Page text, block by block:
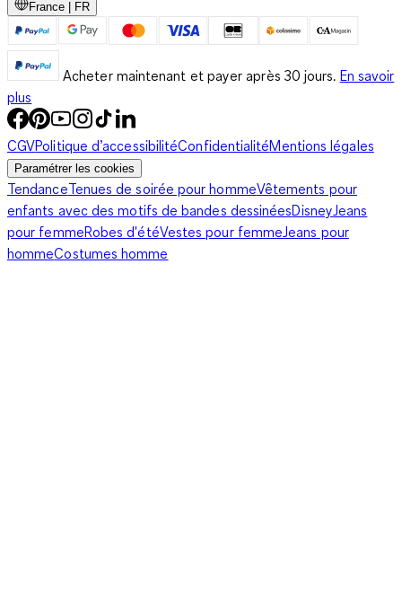
pour homme. Trouvez maintenant vos accessoires préférés.
Un mélange de denim, de laine et de soie : découvrez les
chaussures à lacets et les mocassins confortables sur notre e-
shop !
France | FR
Acheter maintenant et payer après 30 jours. En savoir
plus
CGVPolitique d’accessibilitéConfidentialitéMentions légales
Paramétrer les cookies
TendanceTenues de soirée pour hommeVêtements pour
enfants avec des motifs de bandes dessinéesDisney Jeans
pour femmeRobes d'étéVestes pour femme Jeans pour
hommeCostumes homme